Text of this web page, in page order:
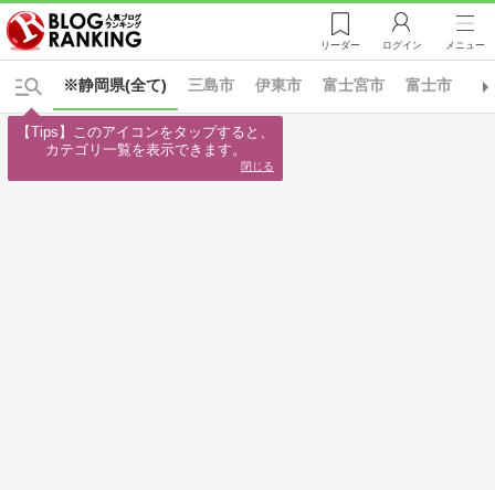
リーダー ログイン メニュー
※静岡県(全て) 三島市 伊東市 富士宮市 富士市
【Tips】このアイコンをタップすると、
カテゴリ一覧を表示できます。
閉じる